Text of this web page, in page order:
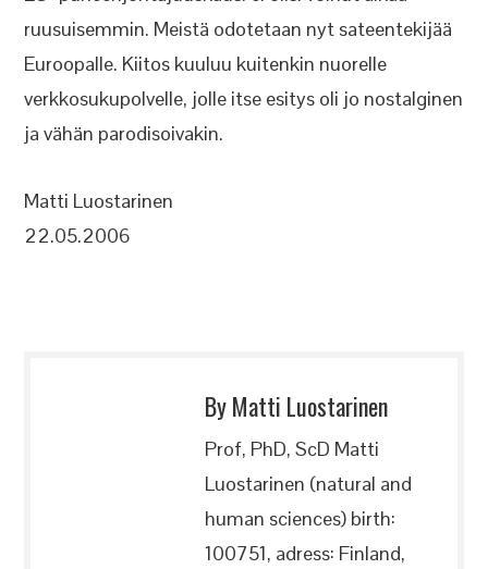
ruusuisemmin. Meistä odotetaan nyt sateentekijää
Euroopalle. Kiitos kuuluu kuitenkin nuorelle
verkkosukupolvelle, jolle itse esitys oli jo nostalginen
ja vähän parodisoivakin.
Matti Luostarinen
22.05.2006
By Matti Luostarinen
Prof, PhD, ScD Matti
Luostarinen (natural and
human sciences) birth:
100751, adress: Finland,